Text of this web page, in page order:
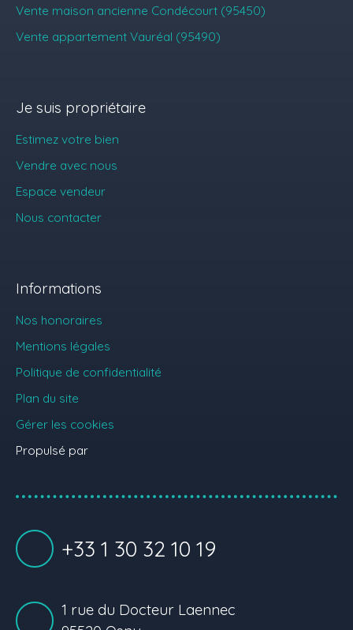
Vente maison ancienne Condécourt (95450)
Vente appartement Vauréal (95490)
Je suis propriétaire
Estimez votre bien
Vendre avec nous
Espace vendeur
Nous contacter
Informations
Nos honoraires
Mentions légales
Politique de confidentialité
Plan du site
Gérer les cookies
Propulsé par
+33 1 30 32 10 19
1 rue du Docteur Laennec